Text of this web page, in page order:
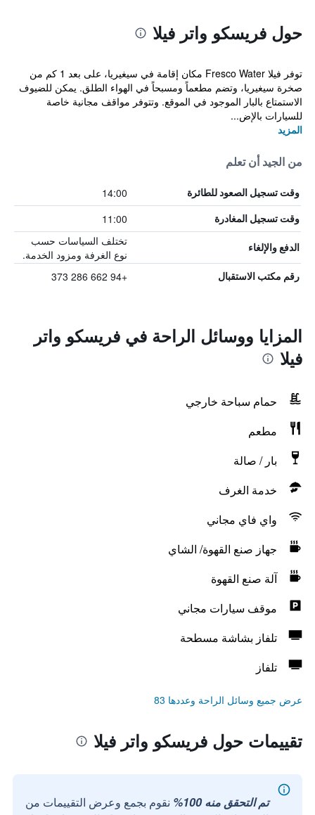
حول فريسكو واتر فيلا
توفر فيلا Fresco Water مكان إقامة في سيغيريا، على بعد 1 كم من
صخرة سيغيريا، وتضم مطعماً ومسبحاً في الهواء الطلق. يمكن للضيوف
الاستمتاع بالبار الموجود في الموقع. وتتوفر مواقف مجانية خاصة
للسيارات بالإض...
المزيد
من الجيد أن تعلم
وقت تسجيل الصعود للطائرة 14:00
وقت تسجيل المغادرة 11:00
الدفع والإلغاء
تختلف السياسات حسب
نوع الغرفة ومزود الخدمة.
رقم مكتب الاستقبال +94 662 286 373
المزايا ووسائل الراحة في فريسكو واتر
فيلا
حمام سباحة خارجي
مطعم
بار / صالة
خدمة الغرف
واي فاي مجاني
جهاز صنع القهوة/ الشاي
آلة صنع القهوة
موقف سيارات مجاني
تلفاز بشاشة مسطحة
تلفاز
عرض جميع وسائل الراحة وعددها 83
تقييمات حول فريسكو واتر فيلا
تم التحقق منه 100%
نقوم بجمع وعرض التقييمات من